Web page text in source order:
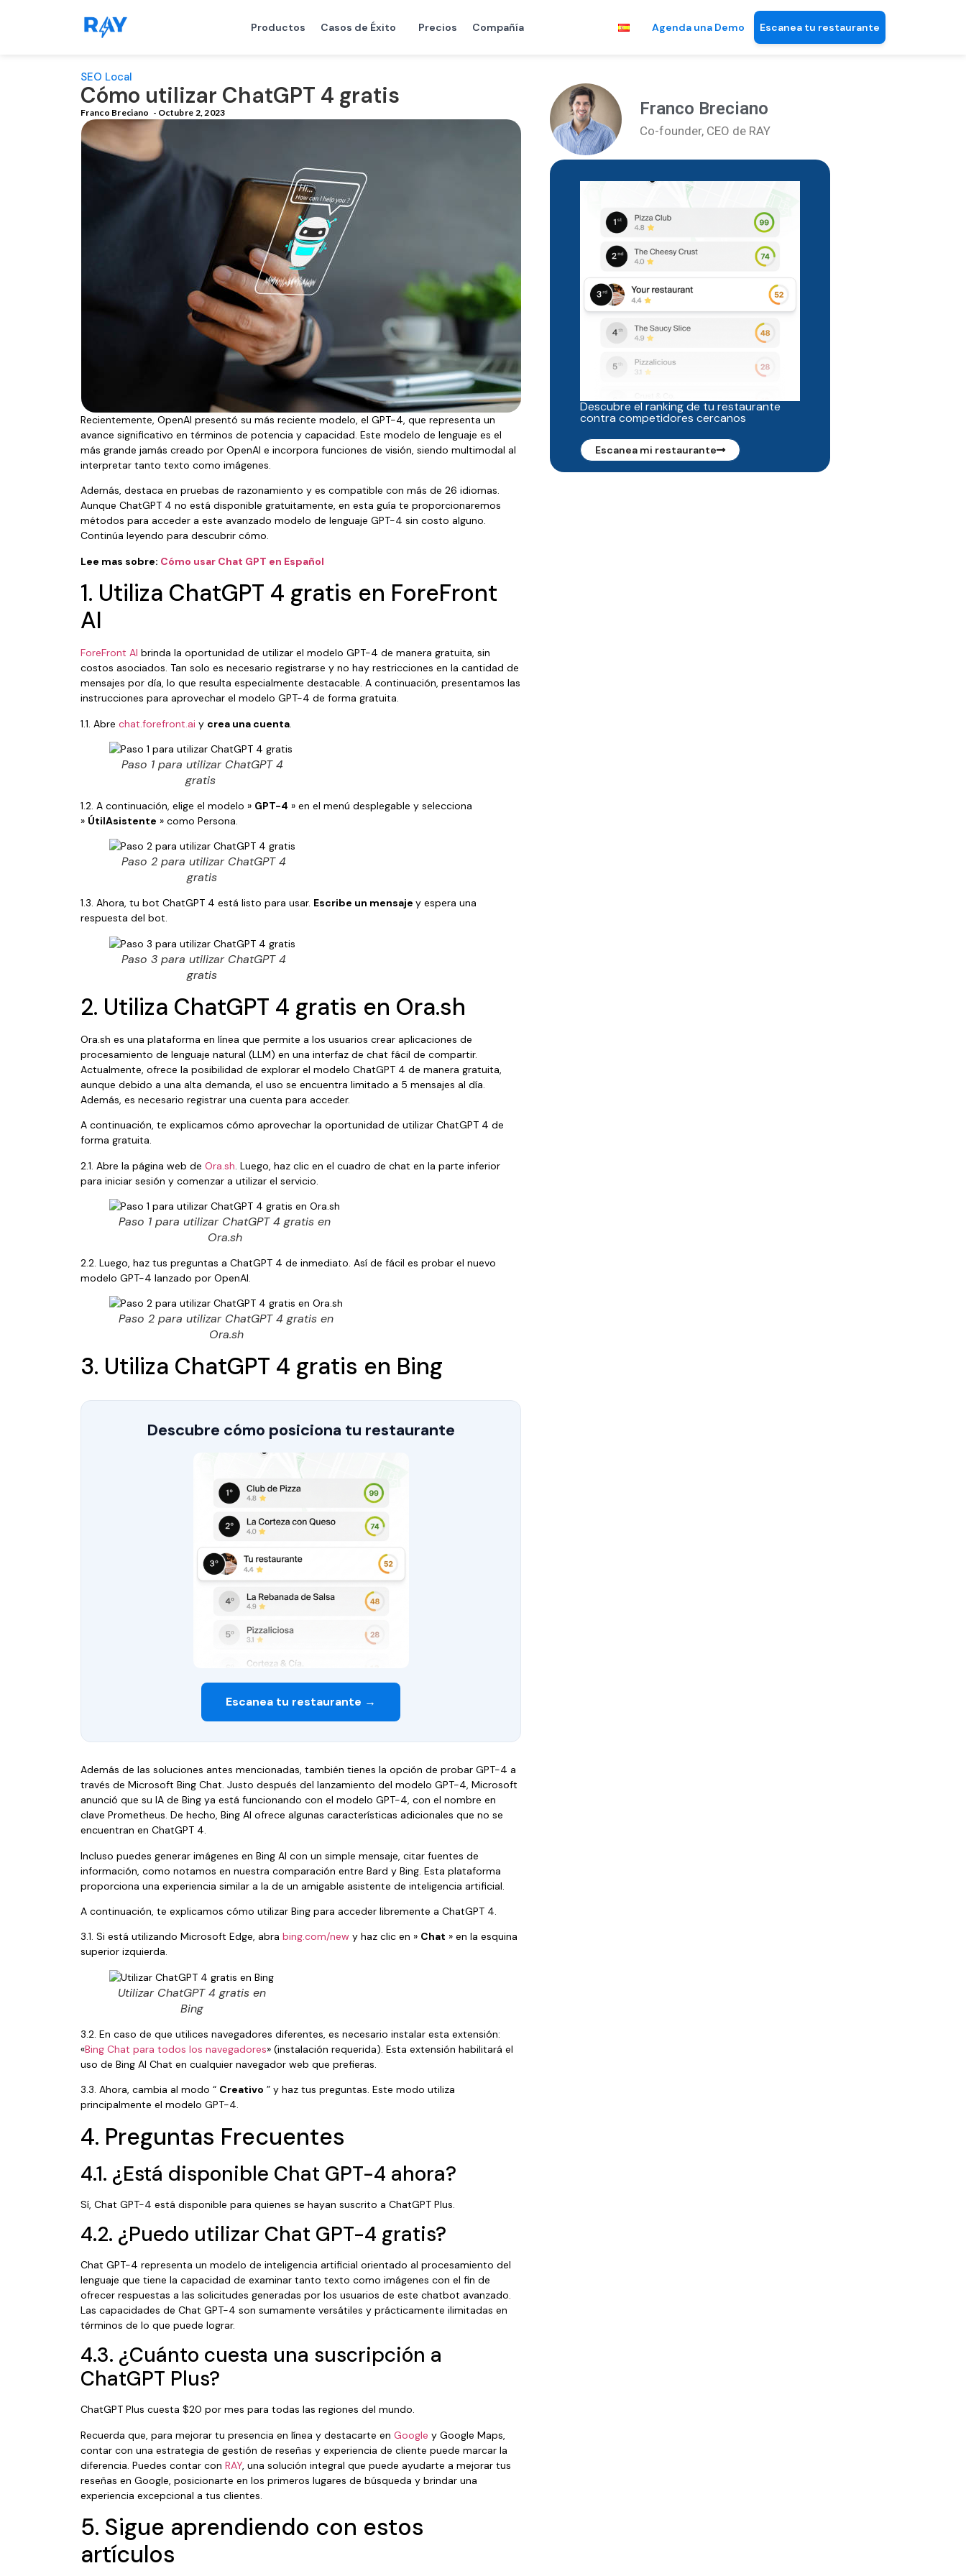
Productos Casos de Éxito Precios Compañía Agenda una Demo Escanea tu restaurante
SEO Local
Cómo utilizar ChatGPT 4 gratis
Franco Breciano - Octubre 2, 2023
Recientemente, OpenAI presentó su más reciente modelo, el GPT-4, que representa un
avance significativo en términos de potencia y capacidad. Este modelo de lenguaje es el
más grande jamás creado por OpenAI e incorpora funciones de visión, siendo multimodal al
interpretar tanto texto como imágenes.
Además, destaca en pruebas de razonamiento y es compatible con más de 26 idiomas.
Aunque ChatGPT 4 no está disponible gratuitamente, en esta guía te proporcionaremos
métodos para acceder a este avanzado modelo de lenguaje GPT-4 sin costo alguno.
Continúa leyendo para descubrir cómo.
Lee mas sobre: Cómo usar Chat GPT en Español
1. Utiliza ChatGPT 4 gratis en ForeFront
AI
ForeFront AI brinda la oportunidad de utilizar el modelo GPT-4 de manera gratuita, sin
costos asociados. Tan solo es necesario registrarse y no hay restricciones en la cantidad de
mensajes por día, lo que resulta especialmente destacable. A continuación, presentamos las
instrucciones para aprovechar el modelo GPT-4 de forma gratuita.
1.1. Abre chat.forefront.ai y crea una cuenta
Paso 1 para utilizar ChatGPT 4
gratis
1.2. A continuación, elige el modelo » GPT-4 » en el menú desplegable y selecciona
» ÚtilAsistente » como Persona.
Paso 2 para utilizar ChatGPT 4
gratis
1.3. Ahora, tu bot ChatGPT 4 está listo para usar. Escribe un mensaje y espera una
respuesta del bot.
Paso 3 para utilizar ChatGPT 4
gratis
2. Utiliza ChatGPT 4 gratis en Ora.sh
Ora.sh es una plataforma en línea que permite a los usuarios crear aplicaciones de
procesamiento de lenguaje natural (LLM) en una interfaz de chat fácil de compartir.
Actualmente, ofrece la posibilidad de explorar el modelo ChatGPT 4 de manera gratuita,
aunque debido a una alta demanda, el uso se encuentra limitado a 5 mensajes al día.
Además, es necesario registrar una cuenta para acceder.
A continuación, te explicamos cómo aprovechar la oportunidad de utilizar ChatGPT 4 de
forma gratuita.
2.1. Abre la página web de Ora.sh . Luego, haz clic en el cuadro de chat en la parte inferior
para iniciar sesión y comenzar a utilizar el servicio.
Paso 1 para utilizar ChatGPT 4 gratis en
Ora.sh
2.2. Luego, haz tus preguntas a ChatGPT 4 de inmediato. Así de fácil es probar el nuevo
modelo GPT-4 lanzado por OpenAI.
Paso 2 para utilizar ChatGPT 4 gratis en
Ora.sh
3. Utiliza ChatGPT 4 gratis en Bing
Descubre cómo posiciona tu restaurante
Escanea tu restaurante →
Además de las soluciones antes mencionadas, también tienes la opción de probar GPT-4 a
través de Microsoft Bing Chat. Justo después del lanzamiento del modelo GPT-4, Microsoft
anunció que su IA de Bing ya está funcionando con el modelo GPT-4, con el nombre en
clave Prometheus. De hecho, Bing AI ofrece algunas características adicionales que no se
encuentran en ChatGPT 4.
Incluso puedes generar imágenes en Bing AI con un simple mensaje, citar fuentes de
información, como notamos en nuestra comparación entre Bard y Bing. Esta plataforma
proporciona una experiencia similar a la de un amigable asistente de inteligencia artificial.
A continuación, te explicamos cómo utilizar Bing para acceder libremente a ChatGPT 4.
3.1. Si está utilizando Microsoft Edge, abra bing.com/new y haz clic en » Chat » en la esquina
superior izquierda.
Utilizar ChatGPT 4 gratis en
Bing
3.2. En caso de que utilices navegadores diferentes, es necesario instalar esta extensión:
«Bing Chat para todos los navegadores» (instalación requerida). Esta extensión habilitará el
uso de Bing AI Chat en cualquier navegador web que prefieras.
3.3. Ahora, cambia al modo “ Creativo ” y haz tus preguntas. Este modo utiliza
principalmente el modelo GPT-4.
4. Preguntas Frecuentes
4.1. ¿Está disponible Chat GPT-4 ahora?
Sí, Chat GPT-4 está disponible para quienes se hayan suscrito a ChatGPT Plus.
4.2. ¿Puedo utilizar Chat GPT-4 gratis?
Chat GPT-4 representa un modelo de inteligencia artificial orientado al procesamiento del
lenguaje que tiene la capacidad de examinar tanto texto como imágenes con el fin de
ofrecer respuestas a las solicitudes generadas por los usuarios de este chatbot avanzado.
Las capacidades de Chat GPT-4 son sumamente versátiles y prácticamente ilimitadas en
términos de lo que puede lograr.
4.3. ¿Cuánto cuesta una suscripción a
ChatGPT Plus?
ChatGPT Plus cuesta $20 por mes para todas las regiones del mundo.
Recuerda que, para mejorar tu presencia en línea y destacarte en Google y Google Maps,
contar con una estrategia de gestión de reseñas y experiencia de cliente puede marcar la
diferencia. Puedes contar con RAY, una solución integral que puede ayudarte a mejorar tus
reseñas en Google, posicionarte en los primeros lugares de búsqueda y brindar una
experiencia excepcional a tus clientes.
5. Sigue aprendiendo con estos
artículos
Franco Breciano
Co-founder, CEO de RAY
Descubre el ranking de tu restaurante
contra competidores cercanos
Escanea mi restaurante